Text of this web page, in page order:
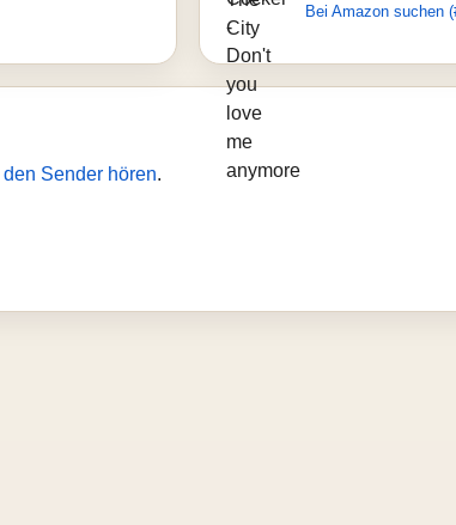
Bei Amazon suchen
den Sender hören.